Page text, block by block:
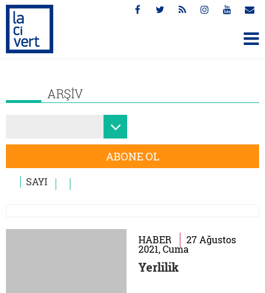
ARŞİV
ABONE OL
SAYI
HABER 27 Ağustos
2021, Cuma
Yerlilik